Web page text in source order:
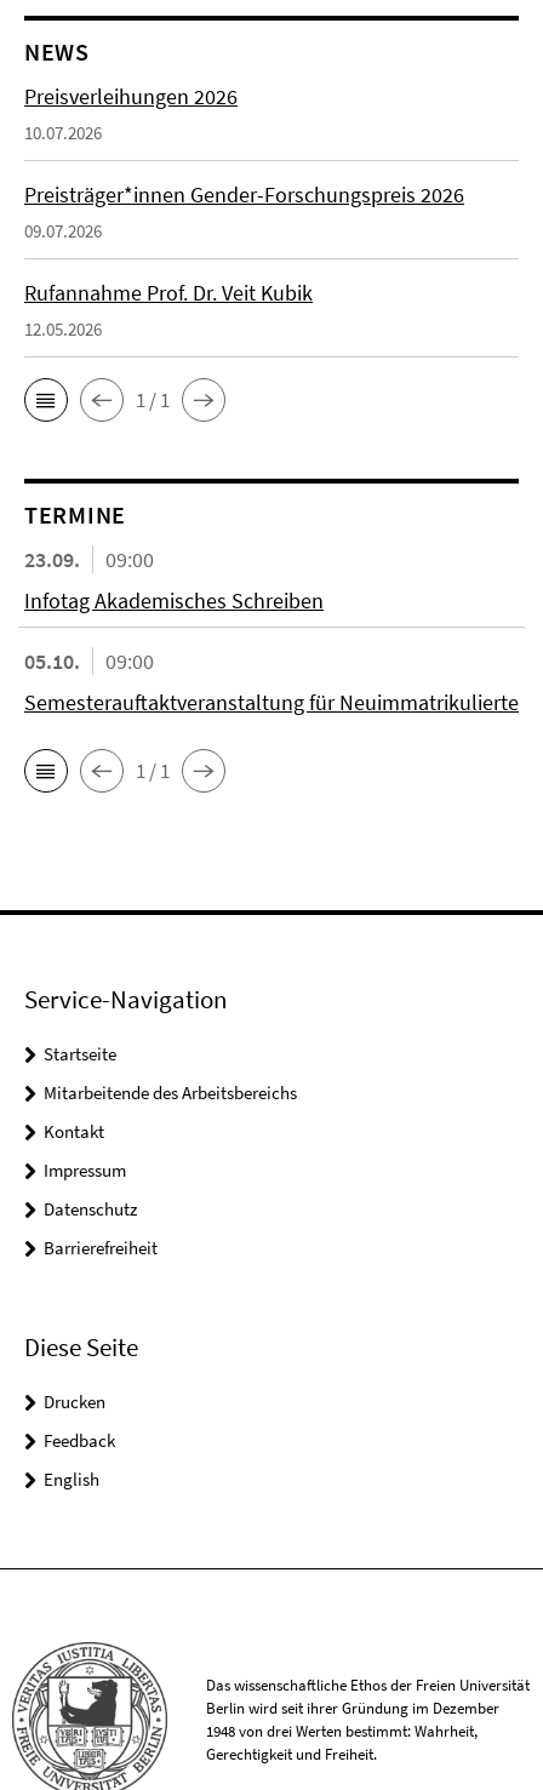
NEWS
Preisverleihungen 2026
10.07.2026
Preisträger*innen Gender-Forschungspreis 2026
09.07.2026
Rufannahme Prof. Dr. Veit Kubik
12.05.2026
1 / 1
TERMINE
23.09.
09:00
Infotag Akademisches Schreiben
05.10.
09:00
Semesterauftaktveranstaltung für Neuimmatrikulierte
1 / 1
Service-Navigation
Startseite
Mitarbeitende des Arbeitsbereichs
Kontakt
Impressum
Datenschutz
Barrierefreiheit
Diese Seite
Drucken
Feedback
English
Das wissenschaftliche Ethos der Freien Universität
Berlin wird seit ihrer Gründung im Dezember
1948 von drei Werten bestimmt: Wahrheit,
Gerechtigkeit und Freiheit.